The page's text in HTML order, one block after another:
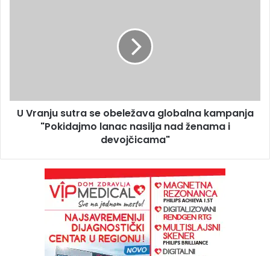
U Vranju sutra se obeležava globalna kampanja
"Pokidajmo lanac nasilja nad ženama i
devojčicama"